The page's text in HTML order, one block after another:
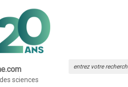
sciences